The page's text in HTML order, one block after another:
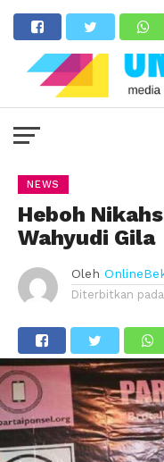
NEWS
Heboh
Wahyudi Gila
Oleh
Diterbitkan pada